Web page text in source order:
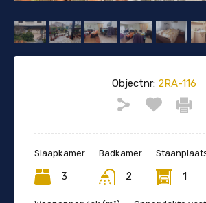
Objectnr:2RA-116
Slaapkamer
3
Badkamer
2 1